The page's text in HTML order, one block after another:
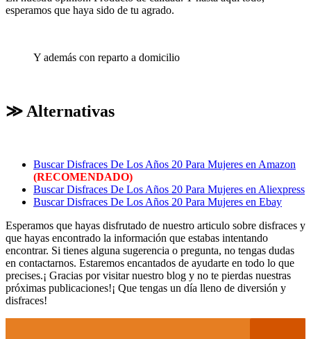
esperamos que haya sido de tu agrado.
Y además con reparto a domicilio
≫ Alternativas
Buscar Disfraces De Los Años 20 Para Mujeres en Amazon
(RECOMENDADO)
Buscar Disfraces De Los Años 20 Para Mujeres en Aliexpress
Buscar Disfraces De Los Años 20 Para Mujeres en Ebay
Esperamos que hayas disfrutado de nuestro articulo sobre disfraces y
que hayas encontrado la información que estabas intentando
encontrar. Si tienes alguna sugerencia o pregunta, no tengas dudas
en contactarnos. Estaremos encantados de ayudarte en todo lo que
precises.¡ Gracias por visitar nuestro blog y no te pierdas nuestras
próximas publicaciones!¡ Que tengas un día lleno de diversión y
disfraces!